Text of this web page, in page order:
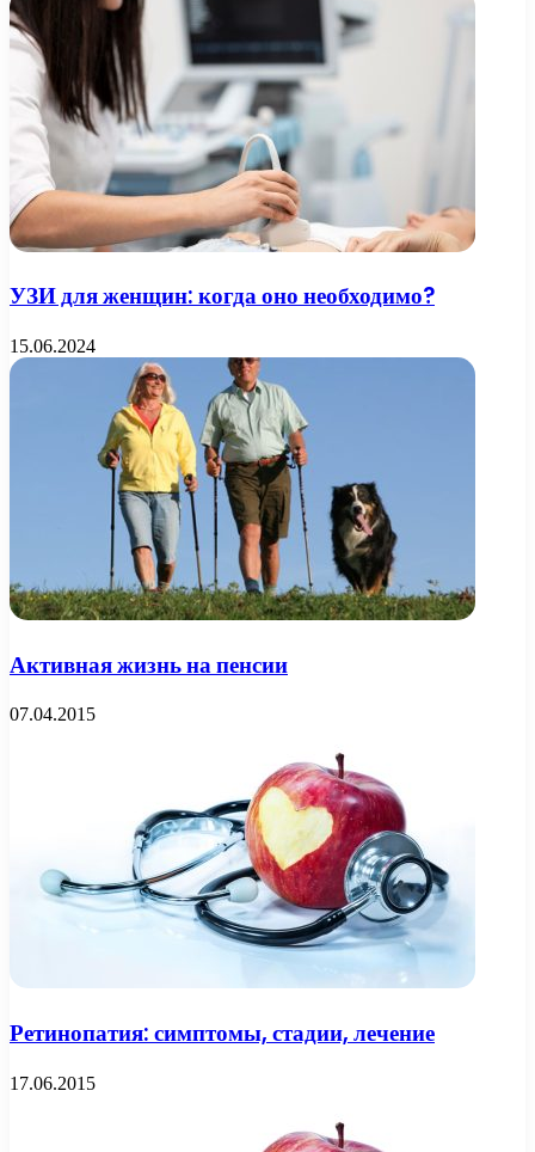
УЗИ для женщин: когда оно необходимо?
15.06.2024
Активная жизнь на пенсии
07.04.2015
Ретинопатия: симптомы, стадии, лечение
17.06.2015